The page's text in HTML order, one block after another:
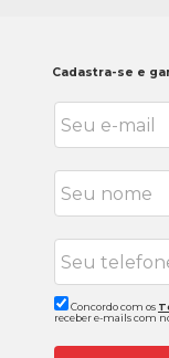
Cadastra-se e
Concordo com os
receber e-mails com